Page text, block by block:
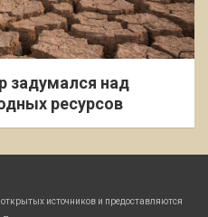
задумался над
ресурсов
источников и предоставляются